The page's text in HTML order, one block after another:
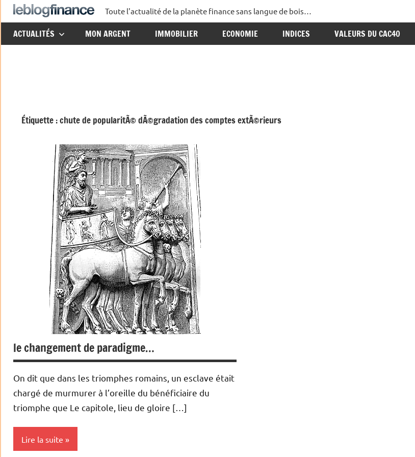
Aller
au
contenu
Le
Blog
Toute l'actualité de la planète finance sans langue de bois…
ACTUALITÉS MON ARGENT IMMOBILIER ECONOMIE INDICES VALEURS DU CAC40
Étiquette :chute de popularitÃ© dÃ©gradation des comptes extÃ©rieurs
le changement de paradigme…
On dit que dans les triomphes romains, un esclave était
chargé de murmurer à l’oreille du bénéficiaire du
triomphe que Le capitole, lieu de gloire […]
Lire la suite